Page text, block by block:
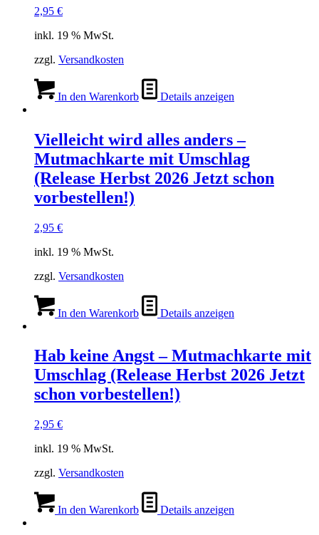
2,95 €
inkl. 19 % MwSt.
zzgl. Versandkosten
In den Warenkorb Details anzeigen
Vielleicht wird alles anders –
Mutmachkarte mit Umschlag
(Release Herbst 2026 Jetzt schon
vorbestellen!)
2,95 €
inkl. 19 % MwSt.
zzgl. Versandkosten
In den Warenkorb Details anzeigen
Hab keine Angst – Mutmachkarte mit
Umschlag (Release Herbst 2026 Jetzt
schon vorbestellen!)
2,95 €
inkl. 19 % MwSt.
zzgl. Versandkosten
In den Warenkorb Details anzeigen